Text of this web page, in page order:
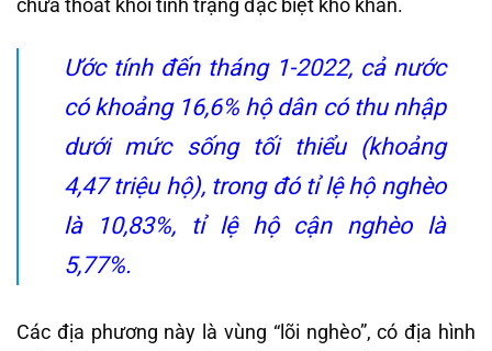
chưa thoát khỏi tình trạng đặc biệt khó khăn.
Ước tính đến tháng 1-2022, cả nước
có khoảng 16,6% hộ dân có thu nhập
dưới mức sống tối thiểu (khoảng
4,47 triệu hộ), trong đó tỉ lệ hộ nghèo
là 10,83%, tỉ lệ hộ cận nghèo là
5,77%.
Các địa phương này là vùng “lõi nghèo”, có địa hình